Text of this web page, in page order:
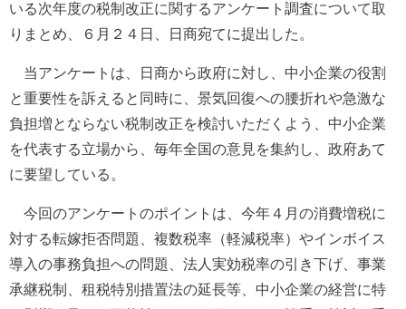
いる次年度の税制改正に関するアンケート調査について取
りまとめ、６月２４日、日商宛てに提出した。
当アンケートは、日商から政府に対し、中小企業の役割
と重要性を訴えると同時に、景気回復への腰折れや急激な
負担増とならない税制改正を検討いただくよう、中小企業
を代表する立場から、毎年全国の意見を集約し、政府あて
に要望している。
今回のアンケートのポイントは、今年４月の消費増税に
対する転嫁拒否問題、複数税率（軽減税率）やインボイス
導入の事務負担への問題、法人実効税率の引き下げ、事業
承継税制、租税特別措置法の延長等、中小企業の経営に特